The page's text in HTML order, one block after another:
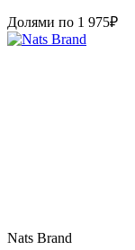
Долями по 1 975₽
Nats Brand